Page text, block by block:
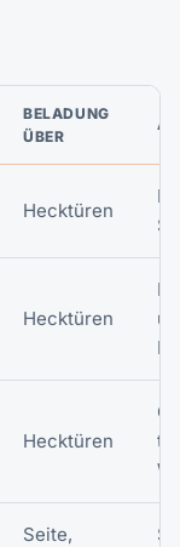
BELADUNG
ÜBER
Hecktüren
Hecktüren
Hecktüren
Seite,